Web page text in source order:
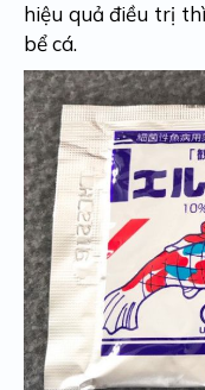
hiệu quả điều trị
bể cá.